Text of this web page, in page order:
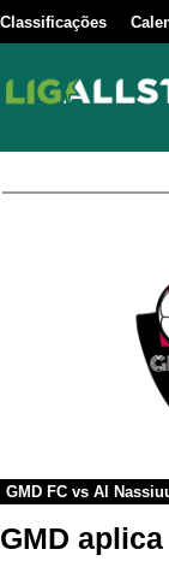
Classificações
GMD FC vs Al
GMD